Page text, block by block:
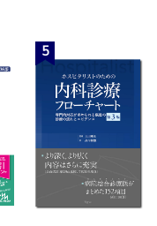
から施設
設入所が
と思いな
ていない
偶者が犠
」になるの？
？
5